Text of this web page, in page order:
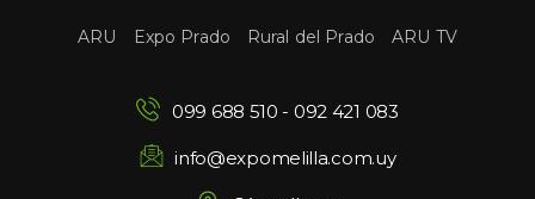
ARU Expo Prado Rural del Prado ARU TV
099 688 510 - 092 421 083
info@expomelilla.com.uy